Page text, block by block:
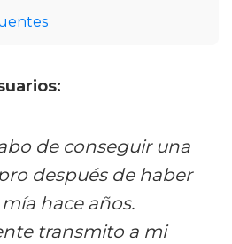
de conseguir una
después de haber
hace años.
transmito a mi